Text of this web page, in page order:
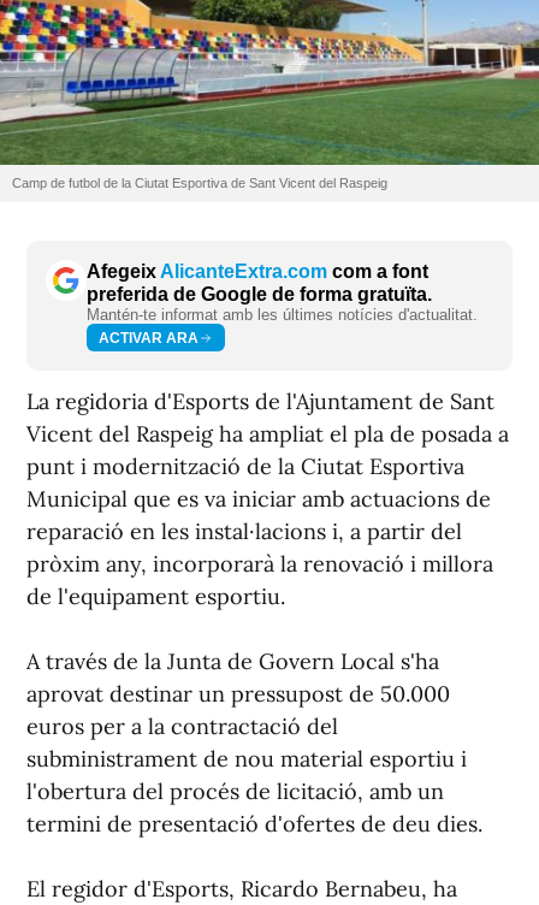
Camp de futbol de la Ciutat Esportiva de Sant Vicent del Raspeig
AfegeixAlicanteExtra.com com a font
preferida de Google de forma gratuïta.
Mantén-te informat amb les últimes notícies d'actualitat.
ACTIVAR ARA
La regidoria d'Esports de l'Ajuntament de Sant
Vicent del Raspeig ha ampliat el pla de posada a
punt i modernització de la Ciutat Esportiva
Municipal que es va iniciar amb actuacions de
reparació en les instal·lacions i, a partir del
pròxim any, incorporarà la renovació i millora
de l'equipament esportiu.
A través de la Junta de Govern Local s'ha
aprovat destinar un pressupost de 50.000
euros per a la contractació del
subministrament de nou material esportiu i
l'obertura del procés de licitació, amb un
termini de presentació d'ofertes de deu dies.
El regidor d'Esports, Ricardo Bernabeu, ha